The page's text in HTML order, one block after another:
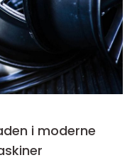
i moderne